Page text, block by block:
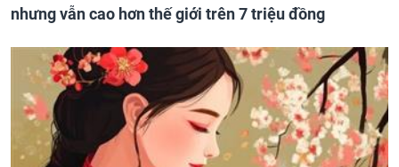
nhưng vẫn cao hơn thế giới trên 7 triệu đồng